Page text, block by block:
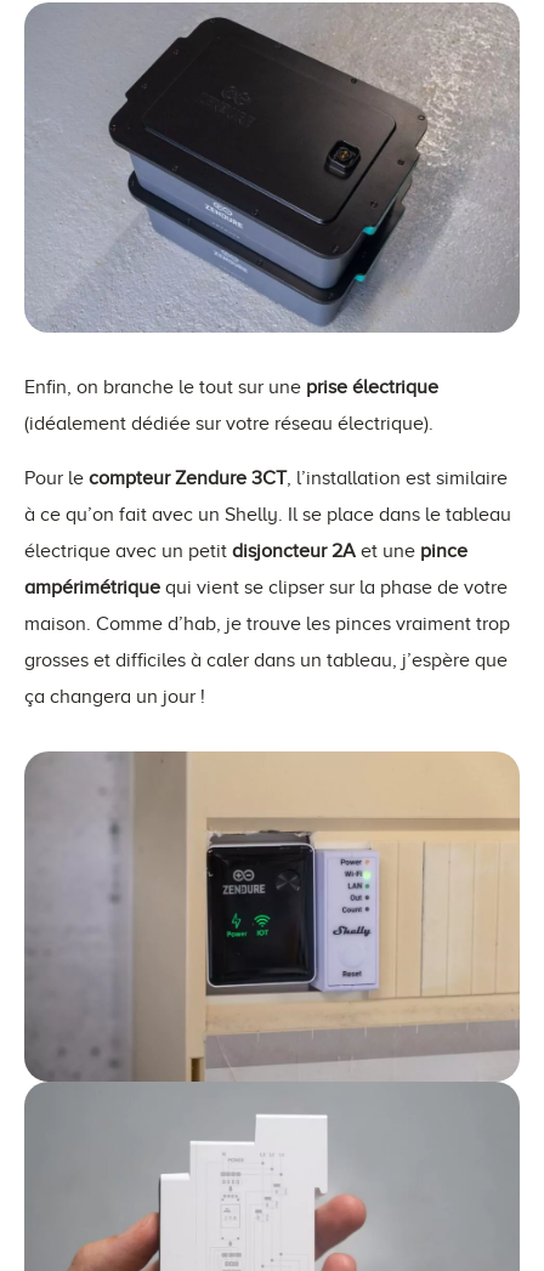
Enfin, on branche le tout sur une prise électrique
(idéalement dédiée sur votre réseau électrique).
Pour le compteur Zendure 3CT, l’installation est similaire
à ce qu’on fait avec un Shelly. Il se place dans le tableau
électrique avec un petit disjoncteur 2A et une pince
ampérimétrique qui vient se clipser sur la phase de votre
maison. Comme d’hab, je trouve les pinces vraiment trop
grosses et difficiles à caler dans un tableau, j’espère que
ça changera un jour !